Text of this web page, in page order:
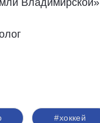
Владимирской»
#хоккей